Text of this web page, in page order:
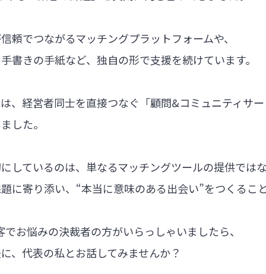
頼でつながるマッチングプラットフォームや、
書きの手紙など、独自の形で支援を続けています。
、経営者同士を直接つなぐ「顧問&コミュニティサ
した。
しているのは、単なるマッチングツールの提供では
に寄り添い、“本当に意味のある出会い”をつくるこ
お悩みの決裁者の方がいらっしゃいましたら、
、代表の私とお話してみませんか？